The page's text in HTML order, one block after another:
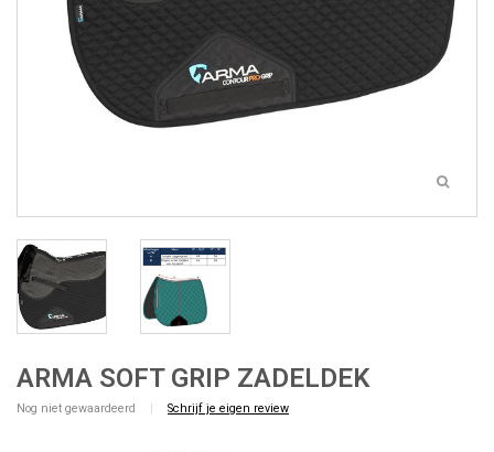
ARMA SOFT GRIP ZADELDEK
Nog niet gewaardeerd Schrijf je eigen review